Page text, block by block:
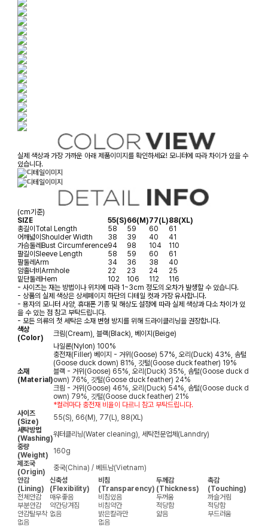
실제 색상과 가장 가까운 아래 제품이미지를 확인하세요! 모니터에 따라 차이가 있을 수
있습니다.
(cm기준)
SIZE
55(S)66(M)77(L)88(XL)
총길이Total Length 58 59 60
61
어깨넓이Shoulder Width 38 39 40
41
가슴둘레Bust Circumference94 98 104
110
팔길이Sleeve Length 58 59 60
61
팔둘레Arm 34 36 38
40
암홀너비Armhole 22 23 24
25
밑단둘레Hem 102 106 112
116
- 사이즈는 재는 방법이나 위치에 따라 1~3cm 정도의 오차가 발생할 수 있습니다.
- 상품의 실제 색상은 상세페이지 하단의 디테일 컷과 가장 유사합니다.
- 용자의 모니터 사양, 휴대폰 기종 및 해상도 설정에 따라 실제 색상과 다소 차이가 있
을 수 있는 점 참고 부탁드립니다.
- 모든 의류의 첫 세탁은 소재 변형 방지를 위해 드라이클리닝을 권장합니다.
색상
(Color)
크림(Cream), 블랙(Black), 베이지(Beige)
소재
(Material)
나일론(Nylon) 100%
충전재(Filler) 베이지 - 거위(Goose) 57%, 오리(Duck) 43%, 솜털
(Goose duck down) 81%, 깃털(Goose duck feather) 19%
블랙 - 거위(Goose) 65%, 오리(Duck) 35%, 솜털(Goose duck d
own) 76%, 깃털(Goose duck feather) 24%
크림 - 거위(Goose) 46%, 오리(Duck) 54%, 솜털(Goose duck d
own) 79%, 깃털(Goose duck feather) 21%
*컬러마다 충전재 비율이 다르니 참고 부탁드립니다.
사이즈
(Size)
55(S), 66(M), 77(L), 88(XL)
세탁방법
(Washing)워터클리닝(Water cleaning), 세탁전문업체(Lanndry)
중량
(Weight)
160g
제조국
(Origin)
중국(China) / 베트남(Vietnam)
안감
(Lining)
신축성
(Flexibility)
비침
(Transparency)
두께감
(Thickness)
촉감
(Touching)
전체안감
매우좋음 비침있음 두꺼움
까슬거림
부분안감
약간당겨짐 비침약간 적당함
적당함
안감탈부착 없음 밝은칼라만 얇음
부드러움
없음
없음